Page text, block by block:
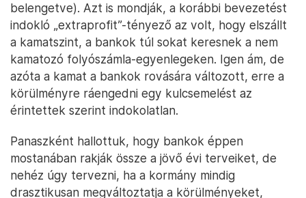
belengetve). Azt is mondják, a korábbi bevezetést
indokló „extraprofit”-tényező az volt, hogy elszállt
a kamatszint, a bankok túl sokat keresnek a nem
kamatozó folyószámla-egyenlegeken. Igen ám, de
azóta a kamat a bankok rovására változott, erre a
körülményre ráengedni egy kulcsemelést az
érintettek szerint indokolatlan.
Panaszként hallottuk, hogy bankok éppen
mostanában rakják össze a jövő évi terveiket, de
nehéz úgy tervezni, ha a kormány mindig
drasztikusan megváltoztatja a körülményeket,